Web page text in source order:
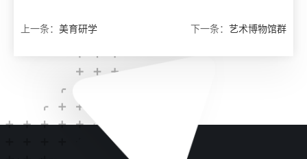
上一条： 美育研学 下一条： 艺术博物馆群